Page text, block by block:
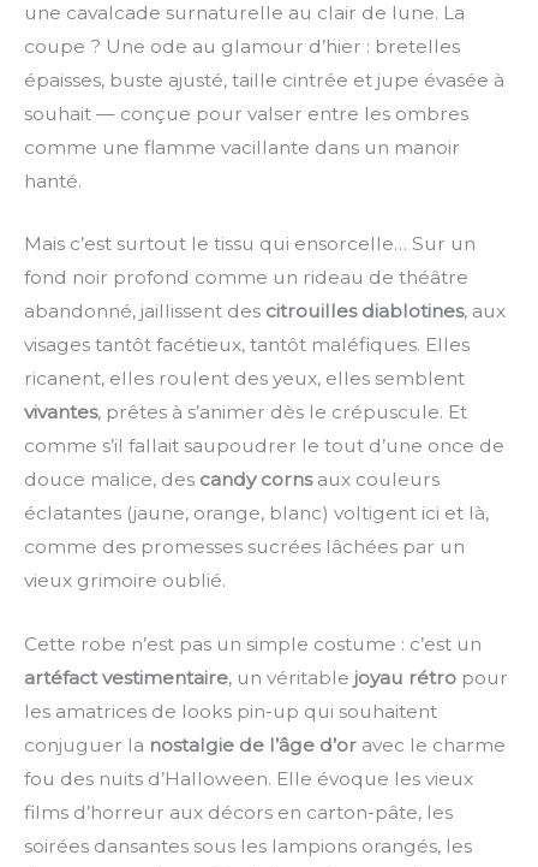
une cavalcade surnaturelle au clair de lune. La
coupe ? Une ode au glamour d’hier : bretelles
épaisses, buste ajusté, taille cintrée et jupe évasée à
souhait — conçue pour valser entre les ombres
comme une flamme vacillante dans un manoir
hanté.
Mais c’est surtout le tissu qui ensorcelle… Sur un
fond noir profond comme un rideau de théâtre
abandonné, jaillissent des citrouilles diablotines, aux
visages tantôt facétieux, tantôt maléfiques. Elles
ricanent, elles roulent des yeux, elles semblent
vivantes, prêtes à s’animer dès le crépuscule. Et
comme s’il fallait saupoudrer le tout d’une once de
douce malice, des candy cornsaux couleurs
éclatantes (jaune, orange, blanc) voltigent ici et là,
comme des promesses sucrées lâchées par un
vieux grimoire oublié.
Cette robe n’est pas un simple costume : c’est un
artéfact vestimentaire, un véritable joyau rétro pour
les amatrices de looks pin-up qui souhaitent
conjuguer la nostalgie de l’âge d’or avec le charme
fou des nuits d’Halloween. Elle évoque les vieux
films d’horreur aux décors en carton-pâte, les
soirées dansantes sous les lampions orangés, les